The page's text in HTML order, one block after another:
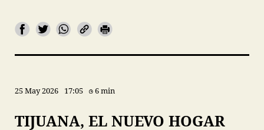
25 May 2026 17:05 6 min
TIJUANA, EL NUEVO HOGAR